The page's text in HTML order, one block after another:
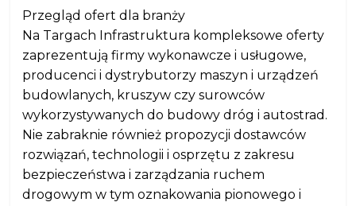
Przegląd ofert dla branży
Na Targach Infrastruktura kompleksowe oferty
zaprezentują firmy wykonawcze i usługowe,
producenci i dystrybutorzy maszyn i urządzeń
budowlanych, kruszyw czy surowców
wykorzystywanych do budowy dróg i autostrad.
Nie zabraknie również propozycji dostawców
rozwiązań, technologii i osprzętu z zakresu
bezpieczeństwa i zarządzania ruchem
drogowym w tym oznakowania pionowego i